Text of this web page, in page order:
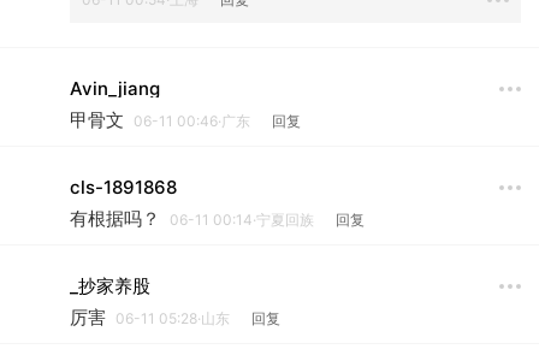
Avin_jiang
甲骨文
06-11 00:46·广东 回复
cls-1891868
有根据吗？
06-11 00:14·宁夏回族 回复
_抄家养股
厉害 06-11 05:28·山东 回复